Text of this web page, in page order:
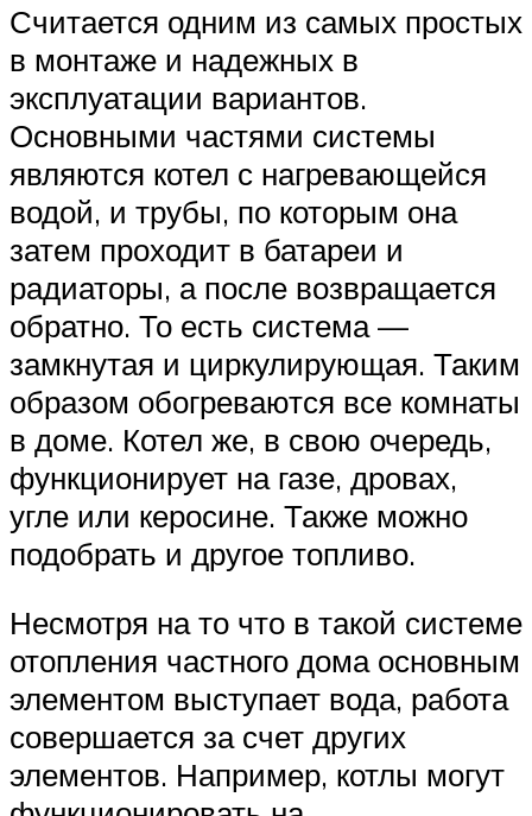
Считается одним из самых простых
в монтаже и надежных в
эксплуатации вариантов.
Основными частями системы
являются котел с нагревающейся
водой, и трубы, по которым она
затем проходит в батареи и
радиаторы, а после возвращается
обратно. То есть система —
замкнутая и циркулирующая. Таким
образом обогреваются все комнаты
в доме. Котел же, в свою очередь,
функционирует на газе, дровах,
угле или керосине. Также можно
подобрать и другое топливо.
Несмотря на то что в такой системе
отопления частного дома основным
элементом выступает вода, работа
совершается за счет других
элементов. Например, котлы могут